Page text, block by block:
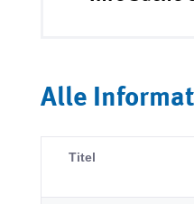
Alle
Titel